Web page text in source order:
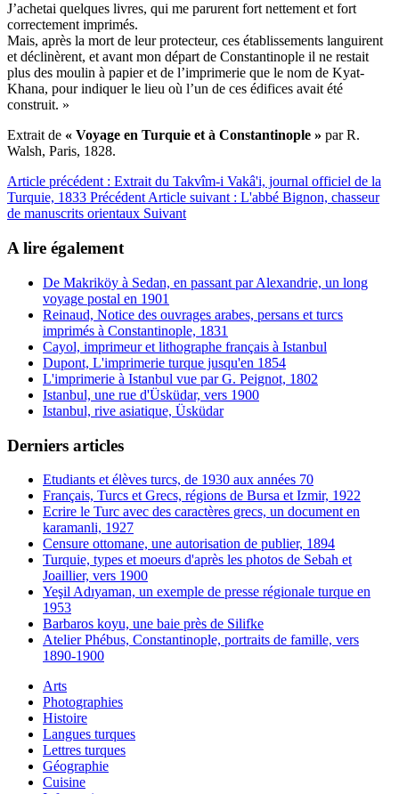
J’achetai quelques livres, qui me parurent fort nettement et fort
correctement imprimés.
Mais, après la mort de leur protecteur, ces établissements languirent
et déclinèrent, et avant mon départ de Constantinople il ne restait
plus des moulin à papier et de l’imprimerie que le nom de Kyat-
Khana, pour indiquer le lieu où l’un de ces édifices avait été
construit. »
Extrait de « Voyage en Turquie et à Constantinople » par R.
Walsh, Paris, 1828.
Article précédent : Extrait du Takvîm-i Vakâ'i, journal officiel de la
Turquie, 1833 PrécédentArticle suivant : L'abbé Bignon, chasseur
de manuscrits orientaux Suivant
A lire également
De Makriköy à Sedan, en passant par Alexandrie, un long
voyage postal en 1901
Reinaud, Notice des ouvrages arabes, persans et turcs
imprimés à Constantinople, 1831
Cayol, imprimeur et lithographe français à Istanbul
Dupont, L'imprimerie turque jusqu'en 1854
L'imprimerie à Istanbul vue par G. Peignot, 1802
Istanbul, une rue d'Üsküdar, vers 1900
Istanbul, rive asiatique, Üsküdar
Derniers articles
Etudiants et élèves turcs, de 1930 aux années 70
Français, Turcs et Grecs, régions de Bursa et Izmir, 1922
Ecrire le Turc avec des caractères grecs, un document en
karamanli, 1927
Censure ottomane, une autorisation de publier, 1894
Turquie, types et moeurs d'après les photos de Sebah et
Joaillier, vers 1900
Yeşil Adıyaman, un exemple de presse régionale turque en
1953
Barbaros koyu, une baie près de Silifke
Atelier Phébus, Constantinople, portraits de famille, vers
1890-1900
Arts
Photographies
Histoire
Langues turques
Lettres turques
Géographie
Cuisine